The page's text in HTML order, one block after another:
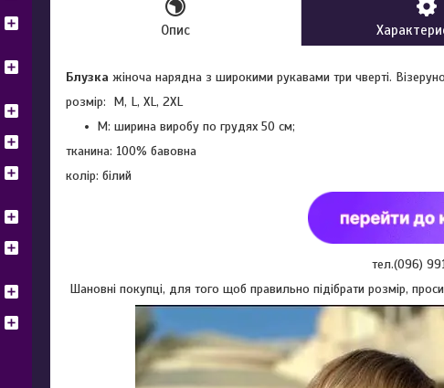
Опис
Блузка жіноча нарядна з широкими рукавами три чверті.
розмір: M, L, XL, 2XL
M: ширина виробу по грудях 50 см;
тканина: 100% бавовна
колір: білий
тел.(096)
Шановні покупці, для того щоб правильно підібрати розмір,